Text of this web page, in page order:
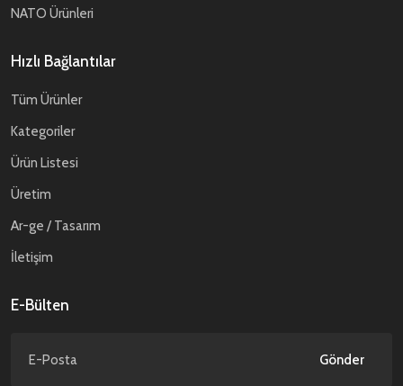
NATO Ürünleri
Hızlı Bağlantılar
Tüm Ürünler
Kategoriler
Ürün Listesi
Üretim
Ar-ge / Tasarım
İletişim
E-Bülten
Gönder